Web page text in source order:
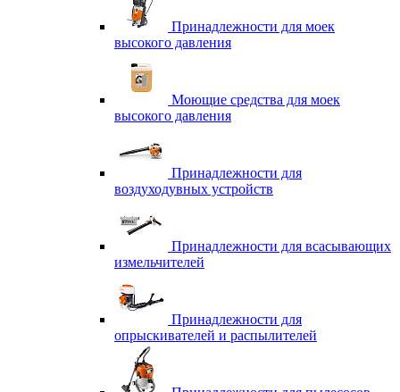
Принадлежности для моек
высокого давления
Моющие средства для моек
высокого давления
Принадлежности для
воздуходувных устройств
Принадлежности для всасывающих
измельчителей
Принадлежности для
опрыскивателей и распылителей